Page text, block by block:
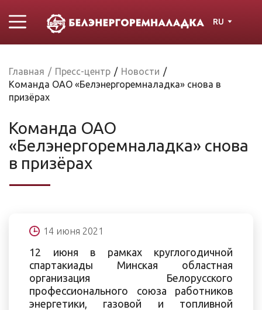
RU
Главная / Пресс-центр / Новости /
Команда ОАО «Белэнергоремналадка» снова в
призёрах
Команда ОАО
«Белэнергоремналадка» снова
в призёрах
14 июня 2021
12 июня в рамках круглогодичной
спартакиады Минская областная
организация Белорусского
профессионального союза работников
энергетики, газовой и топливной